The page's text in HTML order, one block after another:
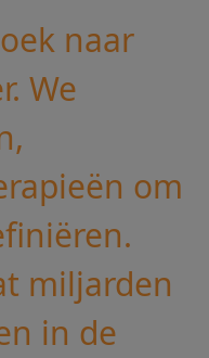
naar
We
om
miljarden
in de